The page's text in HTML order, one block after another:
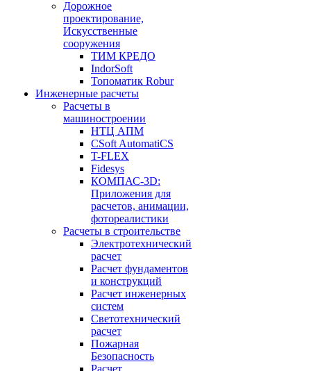
Дорожное
проектирование,
Искусственные
сооружения
ТИМ КРЕДО
IndorSoft
Топоматик Robur
Инженерные расчеты
Расчеты в
машиностроении
НТЦ АПМ
CSoft AutomatiCS
T-FLEX
Fidesys
КОМПАС-3D:
Приложения для
расчетов, анимации,
фотореалистики
Расчеты в строительстве
Электротехнический
расчет
Расчет фундаментов
и конструкций
Расчет инженерных
систем
Светотехнический
расчет
Пожарная
Безопасность
Расчет